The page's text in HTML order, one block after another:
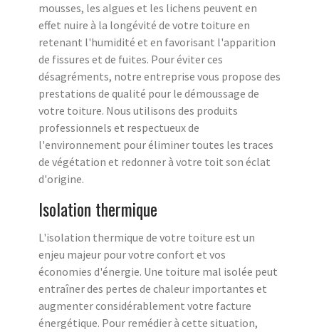
mousses, les algues et les lichens peuvent en
effet nuire à la longévité de votre toiture en
retenant l'humidité et en favorisant l'apparition
de fissures et de fuites. Pour éviter ces
désagréments, notre entreprise vous propose des
prestations de qualité pour le démoussage de
votre toiture. Nous utilisons des produits
professionnels et respectueux de
l'environnement pour éliminer toutes les traces
de végétation et redonner à votre toit son éclat
d'origine.
Isolation thermique
L'isolation thermique de votre toiture est un
enjeu majeur pour votre confort et vos
économies d'énergie. Une toiture mal isolée peut
entraîner des pertes de chaleur importantes et
augmenter considérablement votre facture
énergétique. Pour remédier à cette situation,